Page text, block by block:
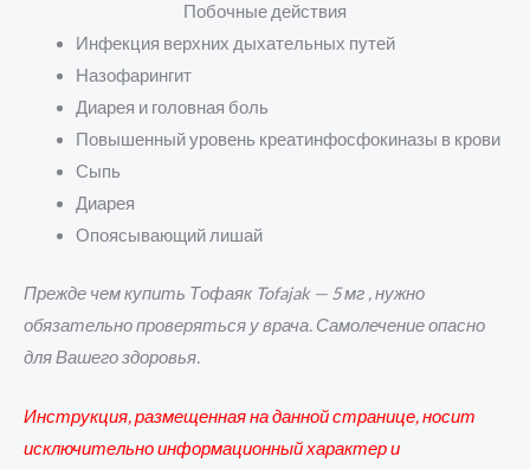
Побочные действия
Инфекция верхних дыхательных путей
Назофарингит
Диарея и головная боль
Повышенный уровень креатинфосфокиназы в крови
Сыпь
Диарея
Опоясывающий лишай
Прежде чем купить Тофаяк Tofajak — 5 мг , нужно
обязательно проверяться у врача. Самолечение опасно
для Вашего здоровья.
Инструкция, размещенная на данной странице, носит
исключительно информационный характер и